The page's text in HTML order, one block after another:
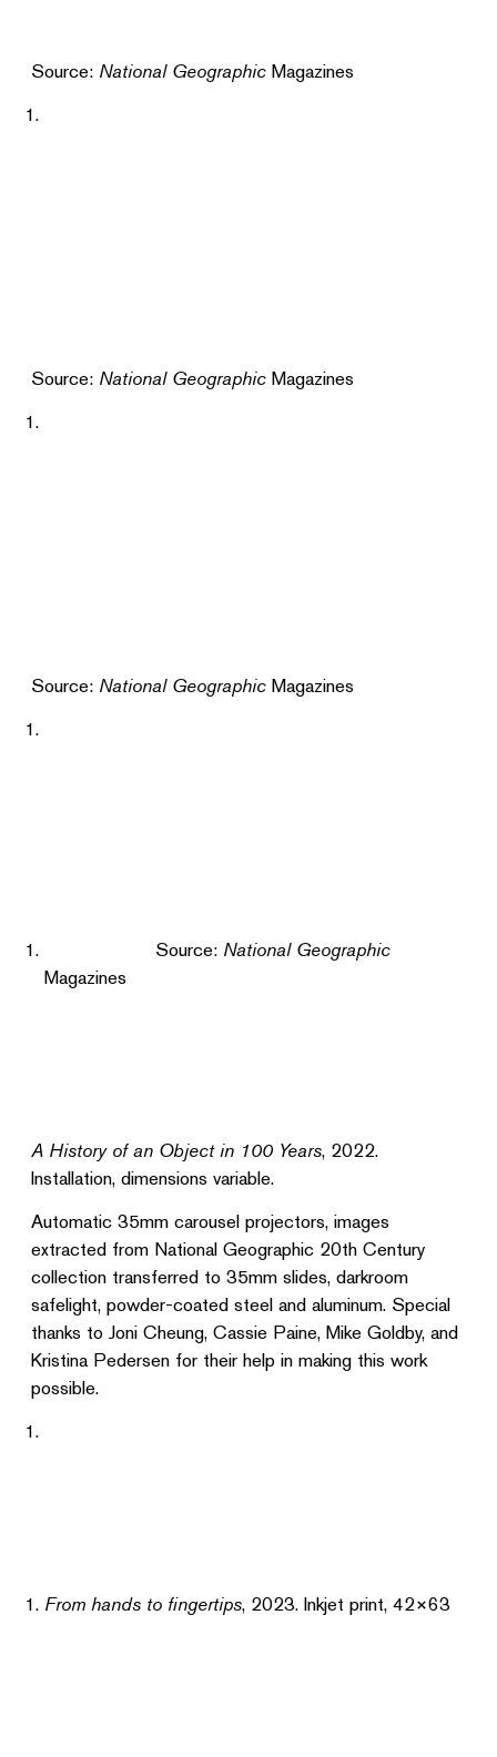
Source: National Geographic Magazines
Source: National Geographic Magazines
Source: National Geographic Magazines
Source: National Geographic
Magazines
A History of an Object in 100 Years, 2022.
Installation, dimensions variable.
Automatic 35mm carousel projectors, images
extracted from National Geographic 20th Century
collection transferred to 35mm slides, darkroom
safelight, powder-coated steel and aluminum. Special
thanks to Joni Cheung, Cassie Paine, Mike Goldby, and
Kristina Pedersen for their help in making this work
possible.
From hands to fingertips, 2023. Inkjet print, 42×63